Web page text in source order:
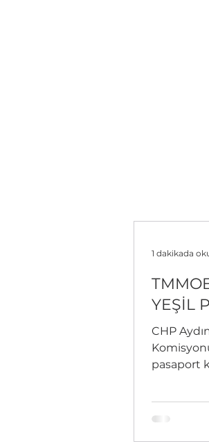
YEŞİL
CHP
pasaport
1 dakikada